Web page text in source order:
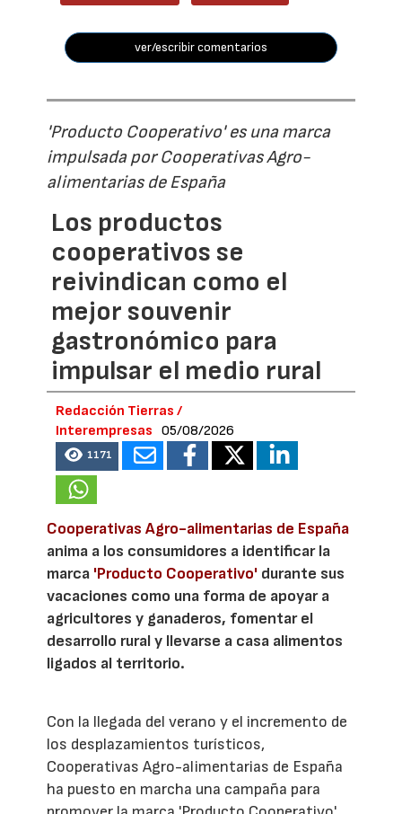
ver/escribir comentarios
'Producto Cooperativo' es una marca
impulsada por Cooperativas Agro-
alimentarias de España
Los productos
cooperativos se
reivindican como el
mejor souvenir
gastronómico para
impulsar el medio rural
Redacción Tierras /
Interempresas
05/08/2026
1171
Cooperativas Agro-alimentarias de España
anima a los consumidores a identificar la
marca 'Producto Cooperativo' durante sus
vacaciones como una forma de apoyar a
agricultores y ganaderos, fomentar el
desarrollo rural y llevarse a casa alimentos
ligados al territorio.
Con la llegada del verano y el incremento de
los desplazamientos turísticos,
Cooperativas Agro-alimentarias de España
ha puesto en marcha una campaña para